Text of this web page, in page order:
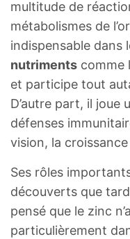
multitude de
métabolismes de
indispensable dans
nutriments comme
et participe tout
D’autre part, il joue
défenses
vision, la
Ses rôles
découverts que
pensé que le zinc
particulièrement